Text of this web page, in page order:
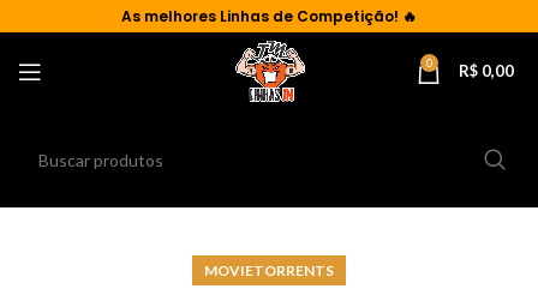
As melhores Linhas de Competição! 🔥
0 R$ 0,00
MOVIETORRENTS